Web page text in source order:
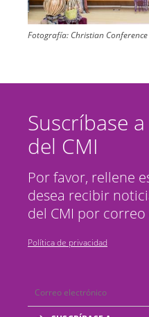
Fotografía: Christian Conference
Suscríbase
del CMI
Por favor, rellene
desea recibir
del CMI por
Política de privacidad